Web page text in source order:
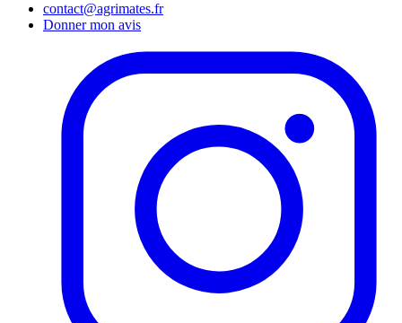
contact@agrimates.fr
Donner mon avis